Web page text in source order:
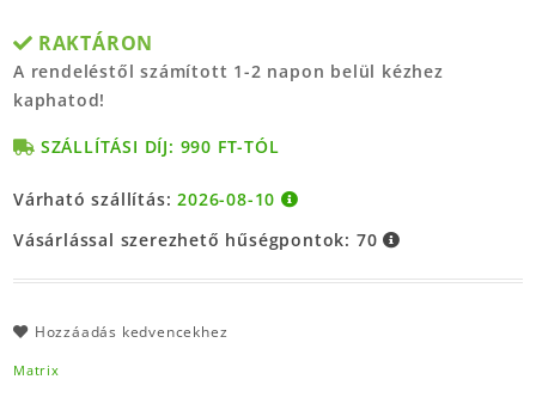
RAKTÁRON
A rendeléstől számított 1-2 napon belül kézhez
kaphatod!
SZÁLLÍTÁSI DÍJ: 990 FT-TÓL
Várható szállítás:2026-08-10
Vásárlással szerezhető hűségpontok: 70
Hozzáadás kedvencekhez
Matrix